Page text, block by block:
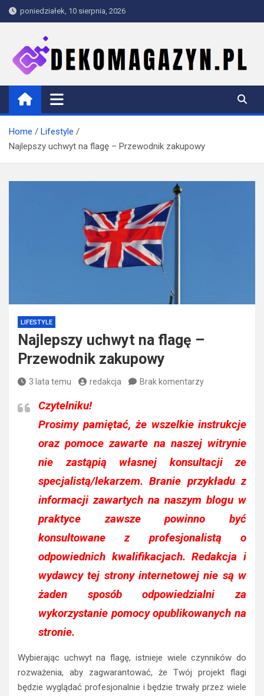
Skip
to
poniedziałek, 10 sierpnia, 2026
dekomagazyn.pl
Blog
Home
Lifestyle
Najlepszy uchwyt na flagę – Przewodnik zakupowy
LIFESTYLE
Najlepszy uchwyt na flagę –
Przewodnik zakupowy
3 lata temu redakcja Brak komentarzy
Czytelniku!
Prosimy pamiętać, że wszelkie instrukcje
oraz pomoce zawarte na naszej witrynie
nie zastąpią własnej konsultacji ze
specjalistą/lekarzem. Branie przykładu z
informacji zawartych na naszym blogu w
praktyce zawsze powinno być
konsultowane z profesjonalistą o
odpowiednich kwalifikacjach. Redakcja i
wydawcy tej strony internetowej nie są w
żaden sposób odpowiedzialni za
wykorzystanie pomocy opublikowanych na
stronie.
Wybierając uchwyt na flagę, istnieje wiele czynników do
rozważenia, aby zagwarantować, że Twój projekt flagi
będzie wyglądać profesjonalnie i będzie trwały przez wiele